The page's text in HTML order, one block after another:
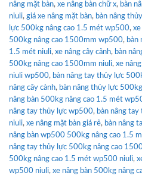
nâng mặt bàn, xe nâng bàn chữ x, bàn
niuli, giá xe nâng mặt bàn, bàn nâng
lực 500kg nâng cao 1.5 mét wp500, xe
500kg nâng cao 1500mm wp500, bàn
1.5 mét niuli, xe nâng cây cảnh, bàn
500kg nâng cao 1500mm niuli, xe
niuli wp500, bàn nâng tay thủy lực
nâng cây cành, bàn nâng thủy lực
nâng bàn 500kg nâng cao 1.5 mét
nâng tay thủy lực wp500, bàn nâng
niuli, xe nâng mặt bàn giá rẻ, bàn nâng
nâng bàn wp500 500kg nâng cao 1.5
nâng tay thủy lực 500kg nâng cao
500kg nâng cao 1.5 mét wp500 niuli,
wp500 niuli, xe nâng bàn 500kg nâng